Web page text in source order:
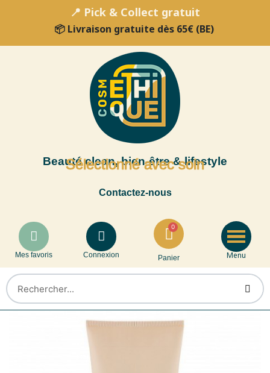
📍 Pick & Collect gratuit
📦 Livraison gratuite dès 65€ (BE)
Beauté clean, bien-être & lifestyle
Sélectionné avec soin
Contactez-nous
Mes favoris Connexion Panier Menu